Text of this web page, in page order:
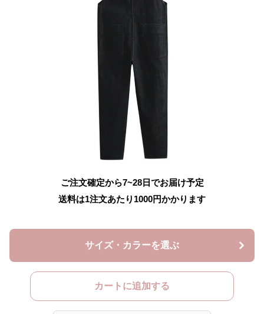
ご注文確定から7~28日でお届け予定
送料は1注文あたり 1000円かかります
サイズ・カラーを選ぶ
カートに追加する